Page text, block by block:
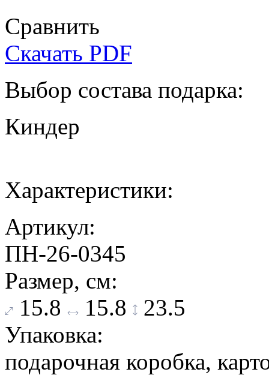
Сравнить
Скачать PDF
Выбор состава подарка:
Киндер
Характеристики:
Артикул:
ПН-26-0345
Размер, см:
15.8
15.8
23.5
Упаковка:
подарочная коробка,